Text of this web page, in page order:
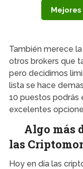
También merece
otros brokers que
pero decidimos
lista se hace
10 puestos podrás
excelentes
Algo más
las
Hoy en día las